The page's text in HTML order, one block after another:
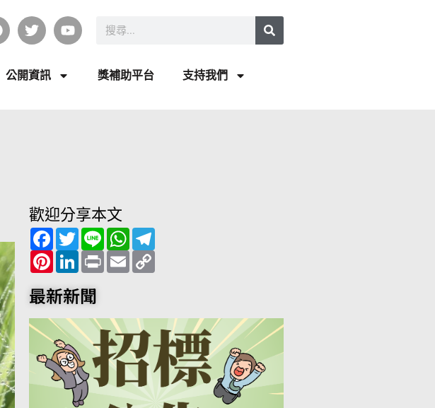
公開資訊 獎補助平台 支持我們
歡迎分享本文
F
a
c
e
b
o
o
T
w
i
t
t
e
r
L
i
n
e
W
h
a
t
s
T
e
l
e
g
P
i
n
t
e
e
s
t
L
i
n
k
e
I
n
P
r
i
E
m
a
C
o
p
n
k
最新新聞